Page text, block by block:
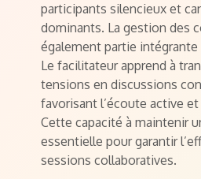
participants silencieux et
dominants. La gestion des
également partie intégrante
Le facilitateur apprend à
tensions en discussions
favorisant l’écoute active
Cette capacité à maintenir
essentielle pour garantir
sessions collaboratives.